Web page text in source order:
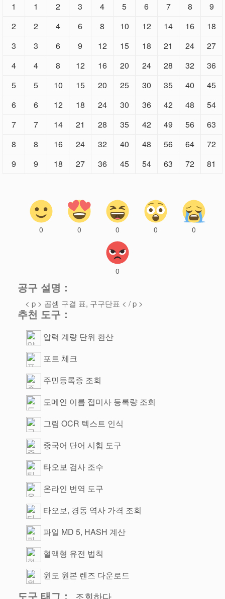
1
1 2 3 4 5 6 7 8
9
2
2 4 6 8 10 12 14 16
18
3
3 6 9 12 15 18 21 24
27
4
4 8 12 16 20 24 28 32
36
5
5 10 15 20 25 30 35 40
45
6
6 12 18 24 30 36 42 48
54
7
7 14 21 28 35 42 49 56
63
8
8 16 24 32 40 48 56 64
72
9
9 18 27 36 45 54 63 72 81
0 0 0 0 0
0
공구 설명：
< p > 곱셈 구결 표, 구구단표 < / p >
추천 도구：
압력 계량 단위 환산
포트 체크
주민등록증 조회
도메인 이름 접미사 등록량 조회
그림 OCR 텍스트 인식
중국어 단어 시험 도구
타오보 검사 조수
온라인 번역 도구
타오보, 경동 역사 가격 조회
파일 MD 5, HASH 계산
혈액형 유전 법칙
윈도 원본 렌즈 다운로드
도구 태그： 조회하다.